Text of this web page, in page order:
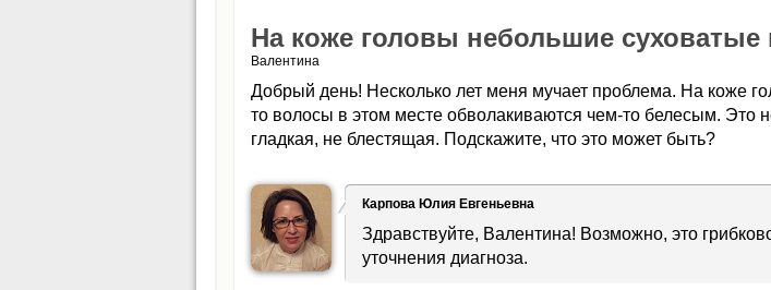
На коже головы небольшие суховатые
Валентина
Добрый день! Несколько лет меня мучает проблема. На коже
то волосы в этом месте обволакиваются чем-то белесым. Это
гладкая, не блестящая. Подскажите, что это может быть?
Карпова Юлия Евгеньевна
Здравствуйте, Валентина! Возможно, это
уточнения диагноза.